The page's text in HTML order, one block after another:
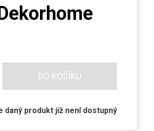
DO KOŠÍKU
daný produkt již není dostupný